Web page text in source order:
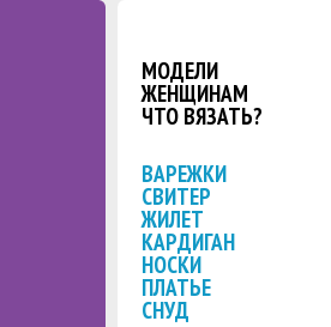
МОДЕЛИ
ЖЕНЩИНАМ
ЧТО ВЯЗАТЬ?
ВАРЕЖКИ
СВИТЕР
ЖИЛЕТ
КАРДИГАН
НОСКИ
ПЛАТЬЕ
СНУД